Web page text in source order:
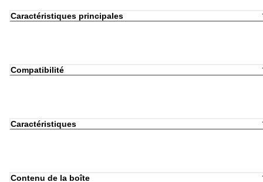
Caractéristiques principales
Compatibilité
Caractéristiques
Contenu de la boîte